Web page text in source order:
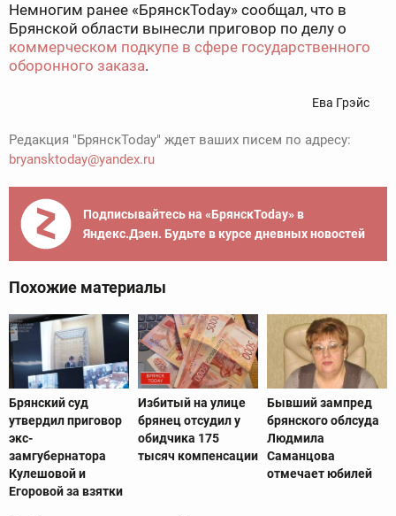
Немногим ранее «БрянскToday» сообщал, что в
Брянской области вынесли приговор по делу о
коммерческом подкупе в сфере государственного
оборонного заказа.
Ева Грэйс
Редакция "БрянскToday" ждет ваших писем по адресу:
bryansktoday@yandex.ru
Подписывайтесь на «БрянскToday» в
Яндекс.Дзен. Будьте в курсе дневных новостей
Похожие материалы
Брянский суд
утвердил приговор
экс-
замгубернатора
Кулешовой и
Егоровой за взятки
Избитый на улице
брянец отсудил у
обидчика 175
тысяч компенсации
Бывший зампред
брянского облсуда
Людмила
Саманцова
отмечает юбилей